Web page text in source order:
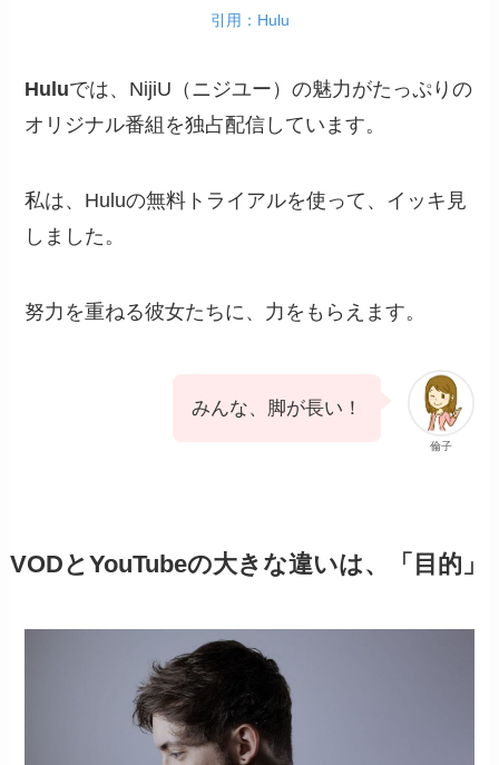
引用：Hulu
Huluでは、NijiU（ニジユー）の魅力がたっぷりの
オリジナル番組を独占配信しています。
私は、Huluの無料トライアルを使って、イッキ見
しました。
努力を重ねる彼女たちに、力をもらえます。
倫子
みんな、脚が長い！
VODとYouTubeの大きな違いは、「目的」